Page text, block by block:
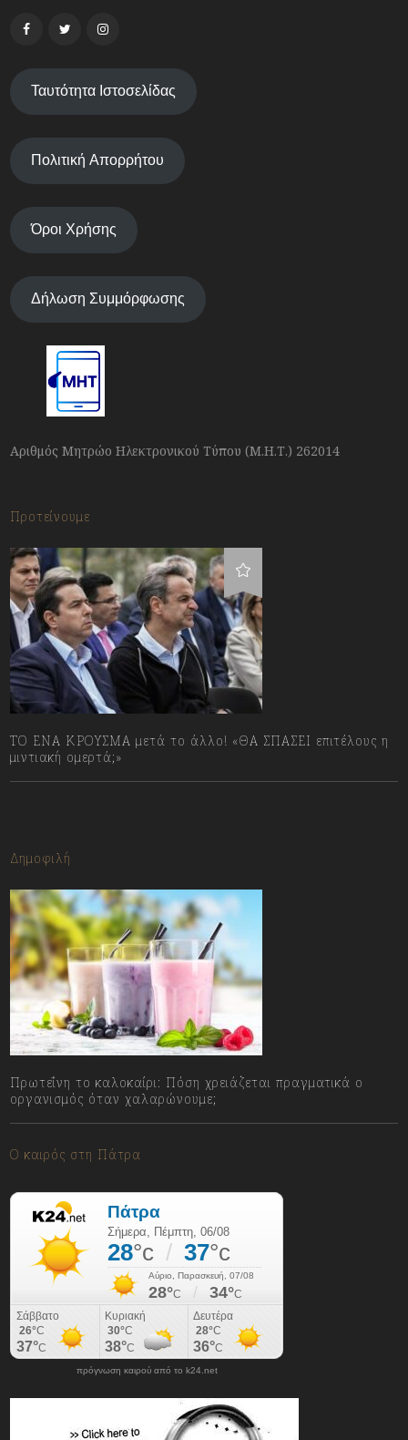
Ταυτότητα Ιστοσελίδας
Πολιτική Απορρήτου
Όροι Χρήσης
Δήλωση Συμμόρφωσης
Αριθμός Μητρώο Ηλεκτρονικού Τύπου (Μ.Η.Τ.) 262014
Προτείνουμε
ΤΟ ΕΝΑ ΚΡΟΥΣΜΑ μετά το άλλο! «ΘΑ ΣΠΑΣΕΙ επιτέλους η
μιντιακή ομερτά;»
Δημοφιλή
Πρωτεΐνη το καλοκαίρι: Πόση χρειάζεται πραγματικά ο
οργανισμός όταν χαλαρώνουμε;
Ο καιρός στη Πάτρα
πρόγνωση καιρού από το k24.net